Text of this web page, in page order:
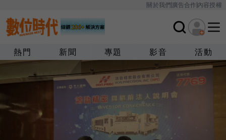
關於我們廣告合作內容授權
熱門 新聞 專題 影音 活動